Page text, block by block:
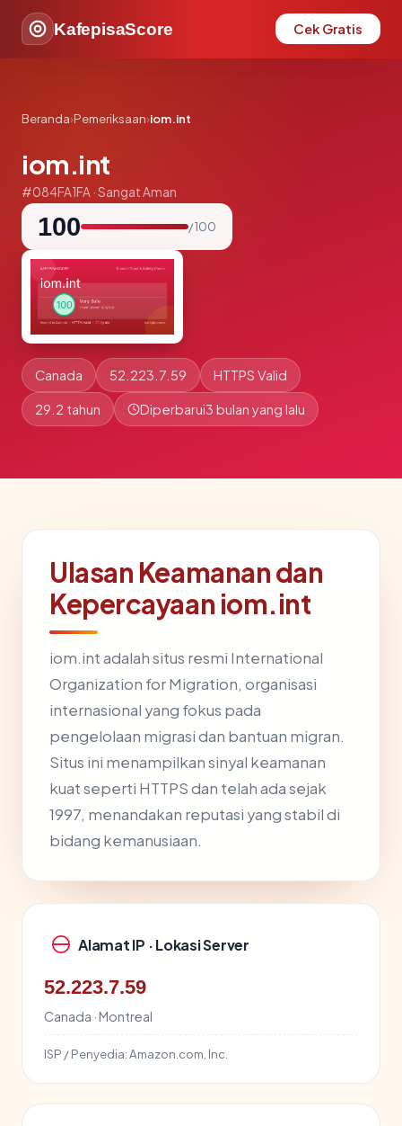
KafepisaScore Cek Gratis
Beranda›Pemeriksaan›iom.int
iom.int
#084FA1FA · Sangat Aman
100 / 100
Canada 52.223.7.59 HTTPS Valid
29.2 tahun Diperbarui3 bulan yang lalu
Ulasan Keamanan dan
Kepercayaan iom.int
iom.int adalah situs resmi International
Organization for Migration, organisasi
internasional yang fokus pada
pengelolaan migrasi dan bantuan migran.
Situs ini menampilkan sinyal keamanan
kuat seperti HTTPS dan telah ada sejak
1997, menandakan reputasi yang stabil di
bidang kemanusiaan.
Alamat IP · Lokasi Server
52.223.7.59
Canada · Montreal
ISP / Penyedia:Amazon.com, Inc.